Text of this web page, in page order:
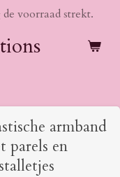
voorraad strekt.
armband
parels en